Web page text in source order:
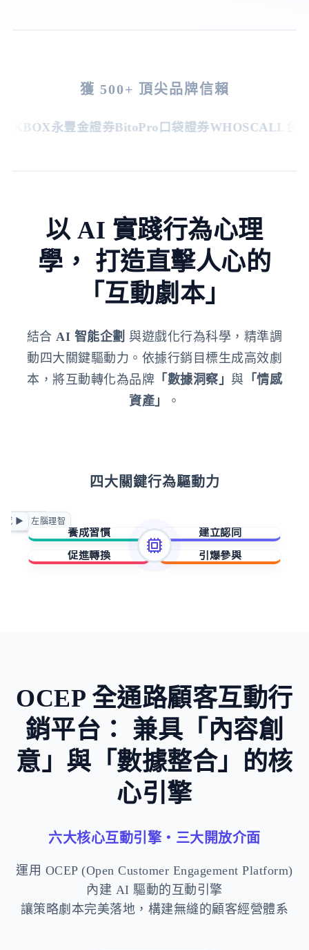
獲 500+ 頂尖品牌信賴
永豐金證券BitoPro口袋證券WHOSCALL台灣
以 AI 實踐行為心理
學， 打造直擊人心的
「互動劇本」
結合 AI 智能企劃 與遊戲化行為科學，精準調
動四大關鍵驅動力。依據行銷目標生成高效劇
本，將互動轉化為品牌 「數據洞察」 與 「情感
資產」
。
四大關鍵行為驅動力
正向賦能
急迫驅動
◀ 左腦理智
感 ▶
養成習慣
擁有與成就
建立認同
歸屬與賦能
促進轉換 引爆參與
OCEP 全通路顧客互動行
銷平台： 兼具「內容創
意」與「數據整合」的核
心引擎
六大核心互動引擎・三大開放介面
運用 OCEP (Open Customer Engagement Platform)
內建 AI 驅動的互動引擎
讓策略劇本完美落地，構建無縫的顧客經營體系